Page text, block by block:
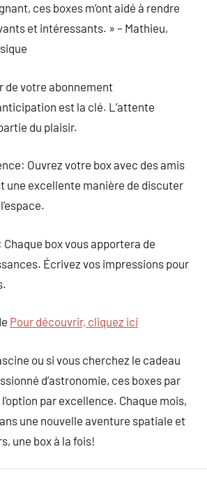
ces boxes m’ont aidé à rendre
et intéressants. » – Mathieu,
de votre abonnement
est la clé. L’attente
du plaisir.
Ouvrez votre box avec des amis
une excellente manière de discuter
box vous apportera de
Écrivez vos impressions pour
Pour découvrir, cliquez ici
ou si vous cherchez le cadeau
d’astronomie, ces boxes par
par excellence. Chaque mois,
une nouvelle aventure spatiale et
une box à la fois!